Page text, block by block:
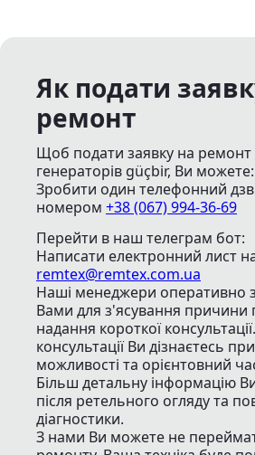
Як подати
ремонт
Щоб подати заявку на ремонт
генераторів güçbir, Ви можете:
Зробити один телефонний
номером +38 (067) 994-36-69
Перейти в наш телеграм бот:
Написати електронний лист
remtex@remtex.com.ua
Наші менеджери оперативно
Вами для з'ясування причини
надання короткої
консультації Ви дізнаєтесь
можливості та орієнтовний
Більш детальну інформацію
після ретельного огляду та
діагностики.
З нами Ви можете не